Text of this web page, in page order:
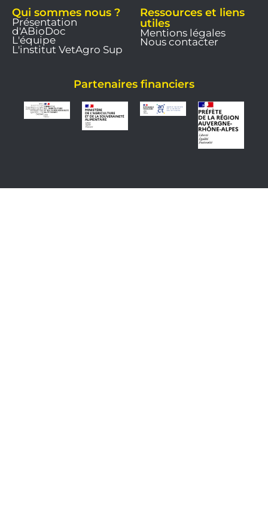
Qui sommes nous ?
Présentation
d'ABioDoc
L'équipe
L'institut VetAgro Sup
Ressources et liens
utiles
Mentions légales
Nous contacter
Partenaires financiers